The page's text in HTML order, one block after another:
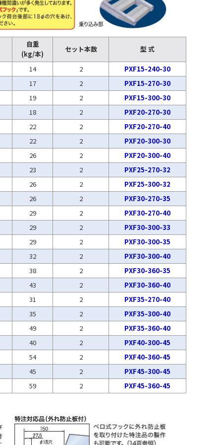
自重
(kg/本)
セット本数 型 式
14 2
PXF15-240-30
17
2
PXF15-270-30
19
2
PXF15-300-30
18
2
PXF20-270-30
22
2
PXF20-270-40
22
2
PXF20-300-30
26
2
PXF20-300-40
23
2
PXF25-270-32
26
2
PXF25-300-32
26
2
PXF30-270-35
29
2
PXF30-270-40
29
2
PXF30-300-33
29
2
PXF30-300-35
32
2
PXF30-300-40
38
2
PXF30-360-35
43
2
PXF30-360-40
31
2
PXF35-270-40
35
2
PXF35-300-40
49
2
PXF35-360-40
40
2
PXF40-300-45
54
2
PXF40-360-45
45
2
PXF45-300-45
59
2 PXF45-360-45